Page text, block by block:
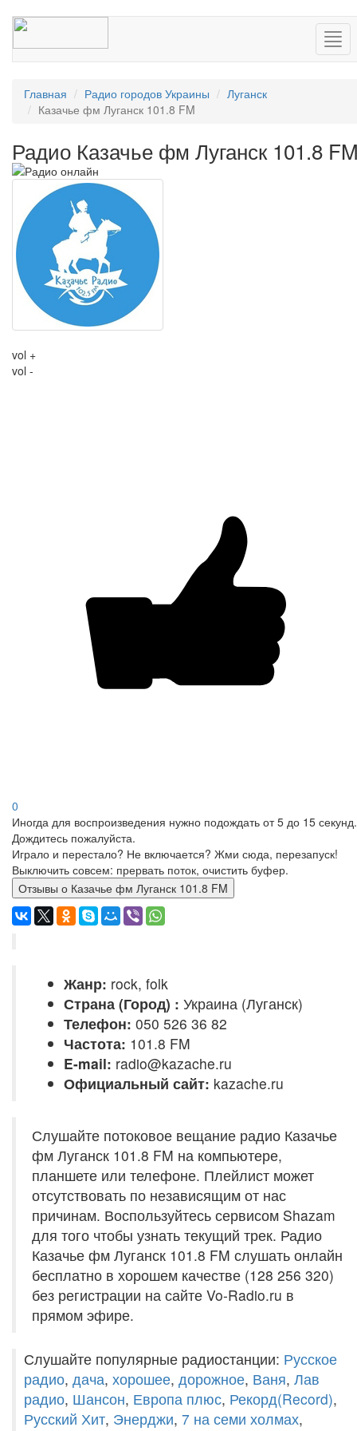
Главная Радио городов Украины
Луганск
Казачье фм Луганск 101.8 FM
Радио Казачье фм Луганск 101.8
vol +
vol -
0
Иногда для воспроизведения нужно подождать от 5 до 15 секунд.
Дождитесь пожалуйста.
Играло и перестало? Не включается? Жми сюда, перезапуск!
Выключить совсем: прервать поток, очистить буфер.
Отзывы о Казачье фм Луганск 101.8 FM
Жанр: rock, folk
Страна (Город) : Украина (Луганск)
Телефон: 050 526 36 82
Частота: 101.8 FM
E-mail: radio@kazache.ru
Официальный сайт: kazache.ru
Слушайте потоковое вещание радио Казачье
фм Луганск 101.8 FM на компьютере,
планшете или телефоне. Плейлист может
отсутствовать по независящим от нас
причинам. Воспользуйтесь сервисом Shazam
для того чтобы узнать текущий трек. Радио
Казачье фм Луганск 101.8 FM слушать онлайн
бесплатно в хорошем качестве (128 256 320)
без регистрации на сайте Vo-Radio.ru в
прямом эфире.
Слушайте популярные радиостанции: Русское
радио, дача, хорошее, дорожное, Ваня, Лав
радио, Шансон, Европа плюс, Рекорд(Record),
Русский Хит, Энерджи, 7 на семи холмах,